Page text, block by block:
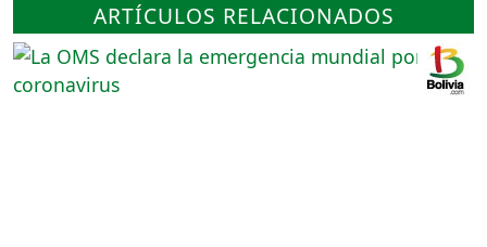
ARTÍCULOS RELACIONADOS